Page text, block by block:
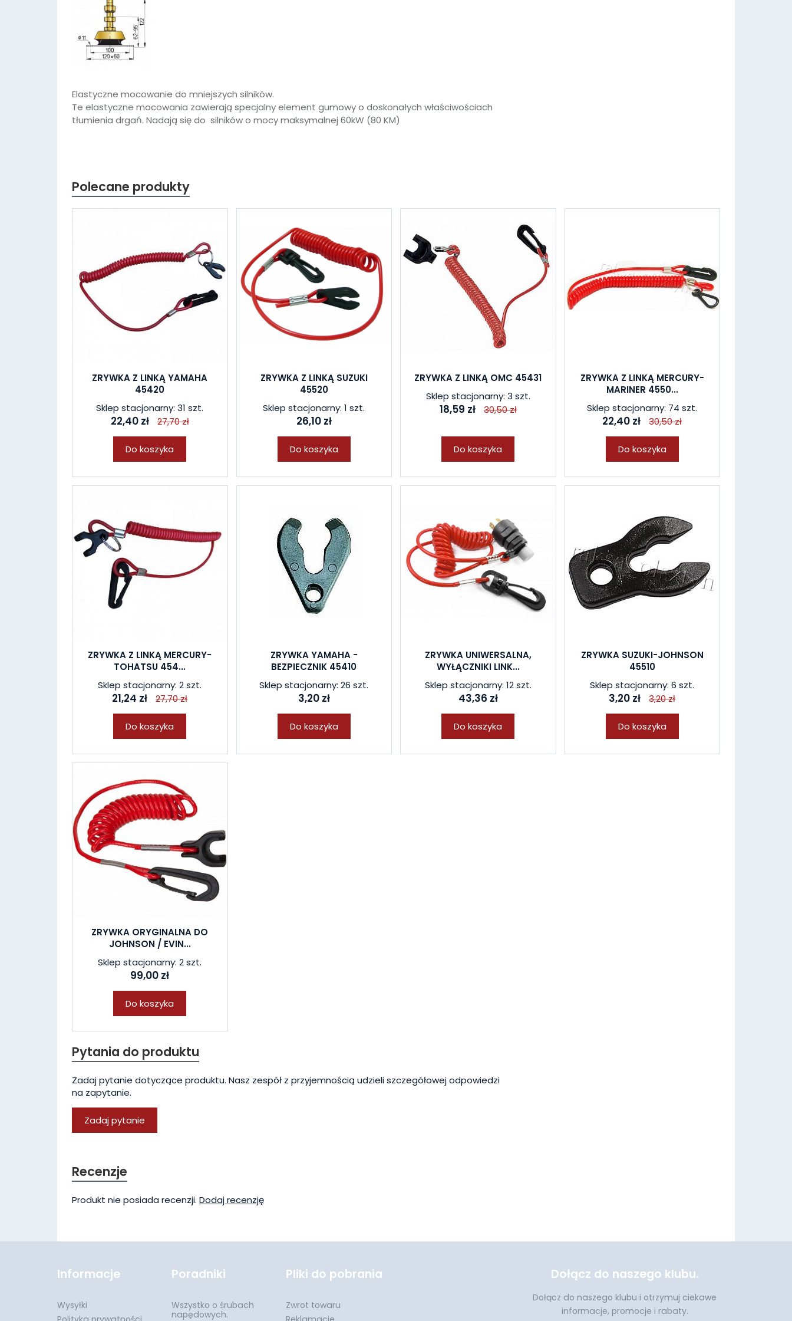
Elastyczne mocowanie do mniejszych silników.
Te elastyczne mocowania zawierają specjalny element gumowy o doskonałych właściwościach
tłumienia drgań. Nadają się do silników o mocy maksymalnej 60kW (80 KM)
Polecane produkty
ZRYWKA Z LINKĄ YAMAHA
45420
Sklep stacjonarny: 31 szt.
22,40 zł 27,70 zł
Do koszyka
ZRYWKA Z LINKĄ SUZUKI
45520
Sklep stacjonarny: 1 szt.
26,10 zł
Do koszyka
ZRYWKA Z LINKĄ OMC 45431
Sklep stacjonarny: 3 szt.
18,59 zł 30,50 zł
Do koszyka
ZRYWKA Z LINKĄ MERCURY-
MARINER 4550...
Sklep stacjonarny: 74 szt.
22,40 zł 30,50 zł
Do koszyka
ZRYWKA Z LINKĄ MERCURY-
TOHATSU 454...
Sklep stacjonarny: 2 szt.
21,24 zł 27,70 zł
Do koszyka
ZRYWKA YAMAHA -
BEZPIECZNIK 45410
Sklep stacjonarny: 26 szt.
3,20 zł
Do koszyka
ZRYWKA UNIWERSALNA,
WYŁĄCZNIKI LINK...
Sklep stacjonarny: 12 szt.
43,36 zł
Do koszyka
ZRYWKA SUZUKI-JOHNSON
45510
Sklep stacjonarny: 6 szt.
3,20 zł 3,20 zł
Do koszyka
ZRYWKA ORYGINALNA DO
JOHNSON / EVIN...
Sklep stacjonarny: 2 szt.
99,00 zł
Do koszyka
Pytania do produktu
Zadaj pytanie dotyczące produktu. Nasz zespół z przyjemnością udzieli szczegółowej odpowiedzi
na zapytanie.
Zadaj pytanie
Recenzje
Produkt nie posiada recenzji. Dodaj recenzję
Informacje
Wysyłki
Poradniki
Wszystko o śrubach
napędowych.
Pliki do pobrania
Zwrot towaru
Dołącz do naszego klubu.
Dołącz do naszego klubu i otrzymuj ciekawe
informacje, promocje i rabaty.